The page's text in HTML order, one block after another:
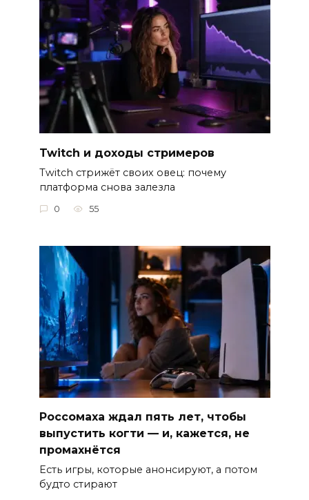
Twitch и доходы стримеров
Twitch стрижёт своих овец: почему
платформа снова залезла
0 55
Россомаха ждал пять лет, чтобы
выпустить когти — и, кажется, не
промахнётся
Есть игры, которые анонсируют, а потом
будто стирают